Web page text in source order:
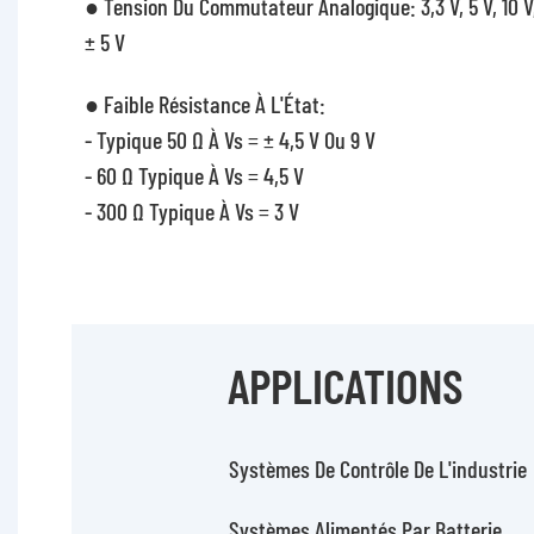
● Tension Du Commutateur Analogique: 3,3 V, 5 V, 10
± 5 V
● Faible Résistance À L'État:
- Typique 50 Ω À Vs = ± 4,5 V Ou 9 V
- 60 Ω Typique À Vs = 4,5 V
- 300 Ω Typique À Vs = 3 V
APPLICATIONS
Systèmes De Contrôle De L'industrie